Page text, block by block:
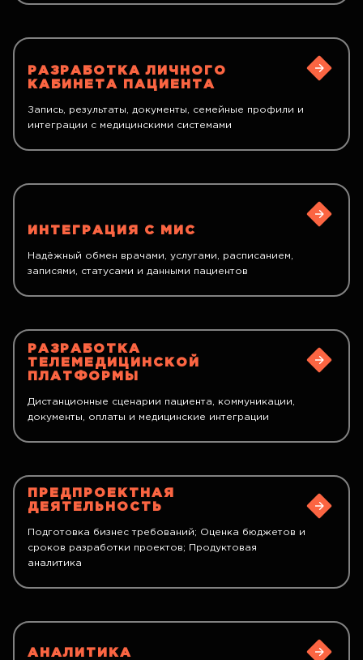
РАЗРАБОТКА ЛИЧНОГО
КАБИНЕТА ПАЦИЕНТА
Запись, результаты, документы, семейные профили и
интеграции с медицинскими системами
ИНТЕГРАЦИЯ С МИС
Надёжный обмен врачами, услугами, расписанием,
записями, статусами и данными пациентов
РАЗРАБОТКА
ТЕЛЕМЕДИЦИНСКОЙ
ПЛАТФОРМЫ
Дистанционные сценарии пациента, коммуникации,
документы, оплаты и медицинские интеграции
ПРЕДПРОЕКТНАЯ
ДЕЯТЕЛЬНОСТЬ
Подготовка бизнес требований; Оценка бюджетов и
сроков разработки проектов; Продуктовая
аналитика
АНАЛИТИКА